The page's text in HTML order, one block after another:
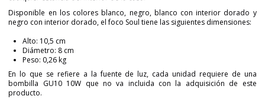
Disponible en los colores blanco, negro, blanco con interior dorado y
negro con interior dorado, el foco Soul tiene las siguientes dimensiones:
Alto: 10,5 cm
Diámetro: 8 cm
Peso: 0,26 kg
En lo que se refiere a la fuente de luz, cada unidad requiere de una
bombilla GU10 10W que no va incluida con la adquisición de este
producto.